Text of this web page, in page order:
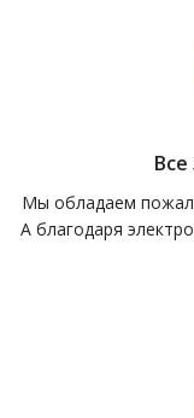
Мы обладаем
А благодаря